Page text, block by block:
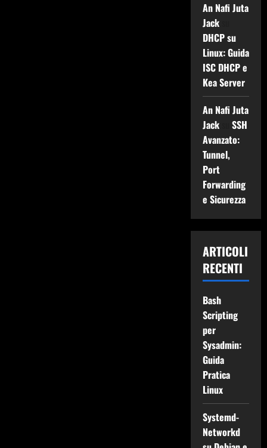
An Nafi Juta
Jacksu
DHCP su
Linux: Guida
ISC DHCP e
Kea Server
An Nafi Juta
Jacksu SSH
Avanzato:
Tunnel,
Port
Forwarding
e Sicurezza
ARTICOLI
RECENTI
Bash
Scripting
per
Sysadmin:
Guida
Pratica
Linux
Systemd-
Networkd